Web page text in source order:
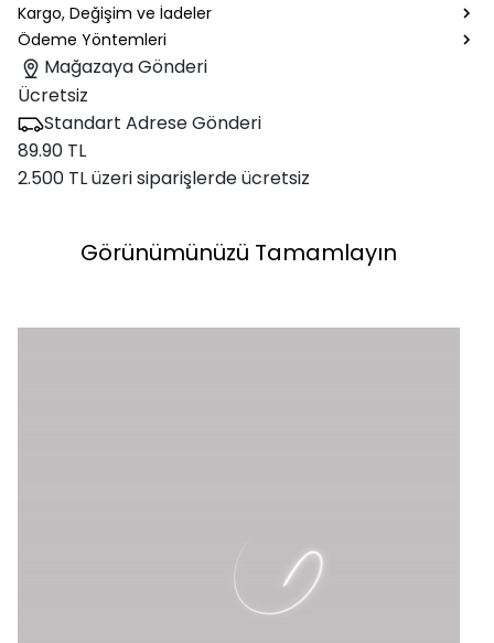
Kargo, Değişim ve İadeler
Ödeme Yöntemleri
Mağazaya Gönderi
Ücretsiz
Standart Adrese Gönderi
89.90 TL
2.500 TL üzeri siparişlerde ücretsiz
Görünümünüzü Tamamlayın